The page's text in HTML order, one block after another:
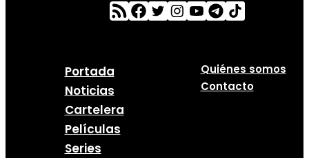
Portada
Noticias
Cartelera
Películas
Series
Quiénes somos
Contacto